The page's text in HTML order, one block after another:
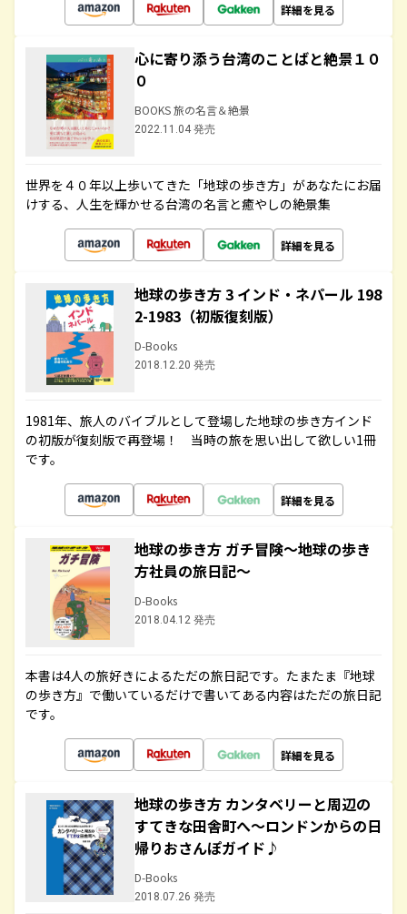
詳細を見る
心に寄り添う台湾のことばと絶景１０
０
BOOKS 旅の名言＆絶景
2022.11.04 発売
世界を４０年以上歩いてきた「地球の歩き方」があなたにお届
けする、人生を輝かせる台湾の名言と癒やしの絶景集
詳細を見る
地球の歩き方 3 インド・ネパール 198
2-1983（初版復刻版）
D-Books
2018.12.20 発売
1981年、旅人のバイブルとして登場した地球の歩き方インド
の初版が復刻版で再登場！ 当時の旅を思い出して欲しい1冊
です。
詳細を見る
地球の歩き方 ガチ冒険～地球の歩き
方社員の旅日記～
D-Books
2018.04.12 発売
本書は4人の旅好きによるただの旅日記です。たまたま『地球
の歩き方』で働いているだけで書いてある内容はただの旅日記
です。
詳細を見る
地球の歩き方 カンタベリーと周辺の
すてきな田舎町へ～ロンドンからの日
帰りおさんぽガイド♪
D-Books
2018.07.26 発売